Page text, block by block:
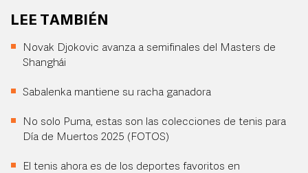
LEE TAMBIÉN
Novak Djokovic avanza a semifinales del Masters de
Shanghái
Sabalenka mantiene su racha ganadora
No solo Puma, estas son las colecciones de tenis para
Día de Muertos 2025 (FOTOS)
El tenis ahora es de los deportes favoritos en